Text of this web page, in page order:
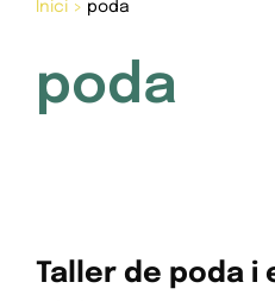
Inici> poda
poda
Taller de poda i